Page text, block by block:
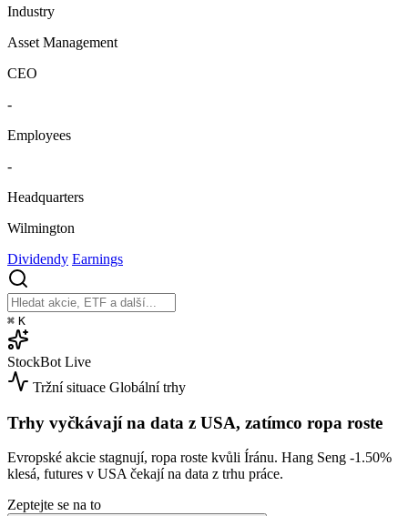
Industry
Asset Management
CEO
-
Employees
-
Headquarters
Wilmington
Dividendy Earnings
⌘ K
StockBot Live
Tržní situace Globální trhy
Trhy vyčkávají na data z USA, zatímco ropa roste
Evropské akcie stagnují, ropa roste kvůli Íránu. Hang Seng -1.50%
klesá, futures v USA čekají na data z trhu práce.
Zeptejte se na to